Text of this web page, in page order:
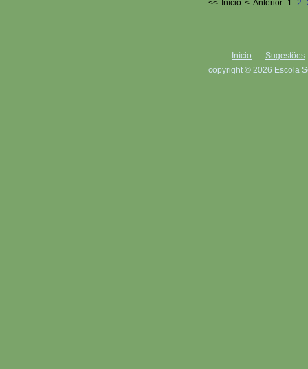
<< Início < Anterior 1 2
Início
Sugestões
copyright © 2026 Escola